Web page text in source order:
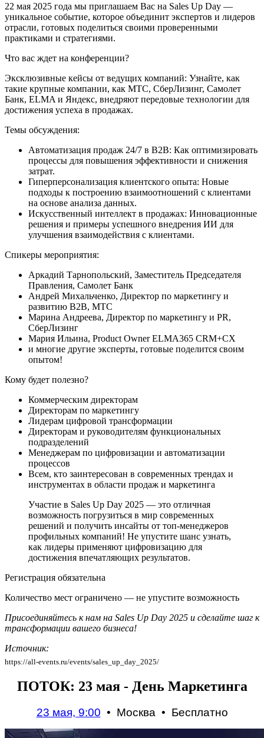
22 мая 2025 года мы приглашаем Вас на Sales Up Day —
уникальное событие, которое объединит экспертов и лидеров
отрасли, готовых поделиться своими проверенными
практиками и стратегиями.
Что вас ждет на конференции?
Эксклюзивные кейсы от ведущих компаний: Узнайте, как
такие крупные компании, как МТС, СберЛизинг, Самолет
Банк, ELMA и Яндекс, внедряют передовые технологии для
достижения успеха в продажах.
Темы обсуждения:
Автоматизация продаж 24/7 в B2B: Как оптимизировать
процессы для повышения эффективности и снижения
затрат.
Гиперперсонализация клиентского опыта: Новые
подходы к построению взаимоотношений с клиентами
на основе анализа данных.
Искусственный интеллект в продажах: Инновационные
решения и примеры успешного внедрения ИИ для
улучшения взаимодействия с клиентами.
Спикеры мероприятия:
Аркадий Тарнопольский, Заместитель Председателя
Правления, Самолет Банк
Андрей Михальченко, Директор по маркетингу и
развитию B2B, МТС
Марина Андреева, Директор по маркетингу и PR,
СберЛизинг
Мария Ильина, Product Owner ELMA365 CRM+CX
и многие другие эксперты, готовые поделится своим
опытом!
Кому будет полезно?
Коммерческим директорам
Директорам по маркетингу
Лидерам цифровой трансформации
Директорам и руководителям функциональных
подразделений
Менеджерам по цифровизации и автоматизации
процессов
Всем, кто заинтересован в современных трендах и
инструментах в области продаж и маркетинга
Участие в Sales Up Day 2025 — это отличная
возможность погрузиться в мир современных
решений и получить инсайты от топ-менеджеров
профильных компаний! Не упустите шанс узнать,
как лидеры применяют цифровизацию для
достижения впечатляющих результатов.
Регистрация обязательна
Количество мест ограничено — не упустите возможность
Присоединяйтесь к нам на Sales Up Day 2025 и сделайте шаг к
трансформации вашего бизнеса!
Источник:
https://all-events.ru/events/sales_up_day_2025/
ПОТОК: 23 мая - День Маркетинга
23 мая, 9:00 • Москва • Бесплатно